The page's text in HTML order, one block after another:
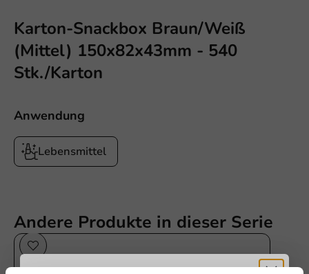
Karton-Snackbox Braun/Weiß
(Mittel) 150x82x43mm - 540
Stk./Karton
Anwendung
Lebensmittel
Andere Produkte in dieser Serie